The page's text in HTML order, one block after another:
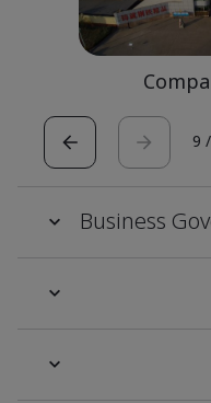
/
9
Business